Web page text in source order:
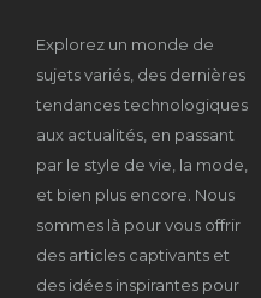
Explorez un monde de
sujets variés, des dernières
tendances technologiques
aux actualités, en passant
par le style de vie, la mode,
et bien plus encore. Nous
sommes là pour vous offrir
des articles captivants et
des idées inspirantes pour